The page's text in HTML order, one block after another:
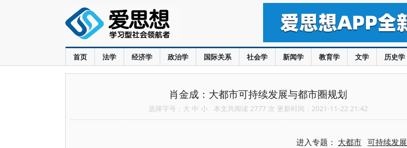
首页 法学 经济学 政治学 国际关系 社会学 新闻学 教育学 文学 历史学
肖金成：大都市可持续发展与都市圈规划
选择字号： 大 中 小 本文共阅读 2777 次 更新时间：2021-11-22 21:42
进入专题： 大都市 可持续发展